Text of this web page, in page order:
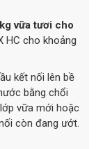
vữa tươi cho
HC cho khoảng
kết nối lên bề
bằng chổi
vữa mới hoặc
còn đang ướt.